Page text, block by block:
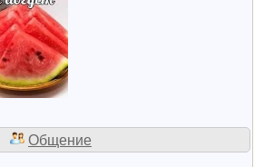
Общение